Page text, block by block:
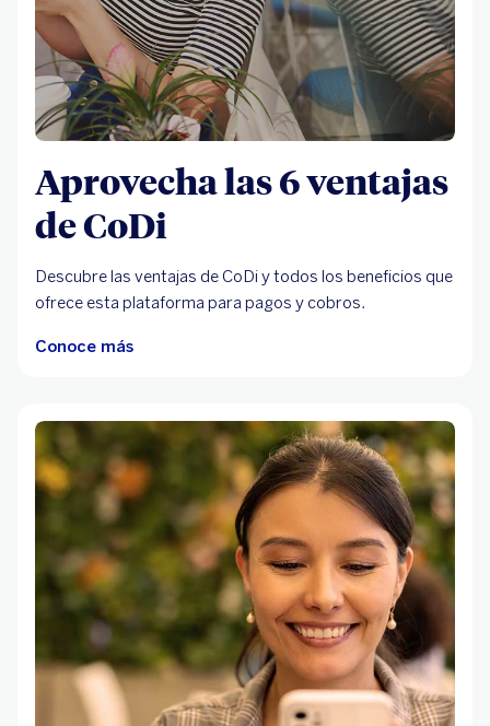
Aprovecha las 6 ventajas
de CoDi
Descubre las ventajas de CoDi y todos los beneficios que
ofrece esta plataforma para pagos y cobros.
Conoce más